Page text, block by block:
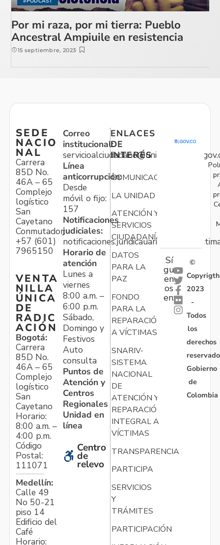
Por mi raza, por mi tierra: Pueblo
Ancestral Ampiuile en resistencia
15 septiembre, 2023
SEDE
NACIO
NAL
Carrera
85D No.
46A – 65
Complejo
logístico
San
Cayetano
Conmutador:
+57 (601)
7965150
VENTA
NILLA
ÚNICA
DE
RADIC
ACIÓN
Bogotá:
Carrera
85D No.
46A – 65
Complejo
logístico
San
Cayetano
Horario:
8:00 a.m. –
4:00 p.m.
Código
Postal:
111071
Medellín:
Calle 49
No 50-21
piso 14
Edificio del
Café
Horario:
Correo
institucional:
Línea
anticorrupción:
Desde
móvil o fijo:
157
Notificaciones
judiciales:
Horario de
atención
Lunes a
viernes
8:00 a.m. –
6:00 p.m.
Sábado,
Domingo y
Festivos
Auto
consulta
Puntos de
Atención y
Centros
Regionales
Unidad en
línea
Centro
de
relevo
ENLACES
DE
INTERÉS
COMUNICACIONES
LA UNIDAD
ATENCIÓN Y
SERVICIOS
CIUDADANÍA
DATOS
PARA LA
PAZ
FONDO
PARA LA
REPARACIÓN
A VÍCTIMAS
SNARIV-
SISTEMA
NACIONAL
DE
ATENCIÓN Y
REPARACIÓN
INTEGRAL A
VÍCTIMAS
TRANSPARENCIA
PARTICIPA
SERVICIOS
Y
TRÁMITES
PARTICIPACIÓN
Sí
gu
en
os
en:
©
Copyrigth
2023
-
Todos
los
derechos
Gobierno
de
Colombia